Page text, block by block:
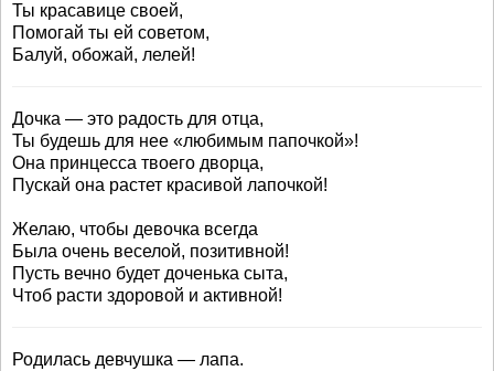
Ты красавице своей,
Помогай ты ей советом,
Балуй, обожай, лелей!
Дочка — это радость для отца,
Ты будешь для нее «любимым папочкой»!
Она принцесса твоего дворца,
Пускай она растет красивой лапочкой!
Желаю, чтобы девочка всегда
Была очень веселой, позитивной!
Пусть вечно будет доченька сыта,
Чтоб расти здоровой и активной!
Родилась девчушка — лапа.